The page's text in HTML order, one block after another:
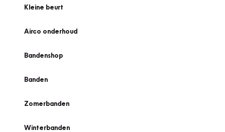
Kleine beurt
Airco onderhoud
Bandenshop
Banden
Zomerbanden
Winterbanden